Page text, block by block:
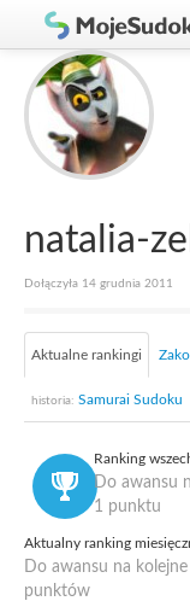
Graj w Sudoku!
Zasady Sudoku
Rankingi
Gracze
natalia-
Dołączyła 14 grudnia 2011
Aktualne rankingi
historia: Samurai Sudoku
Ranking
Do awansu
1 punktu
Aktualny ranking
Do awansu na
punktów